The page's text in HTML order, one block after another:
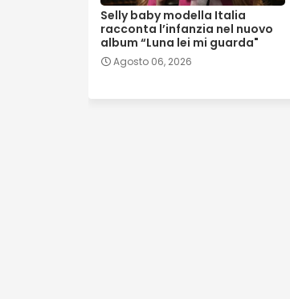
Selly baby modella Italia
racconta l’infanzia nel nuovo
album “Luna lei mi guarda"
Agosto 06, 2026